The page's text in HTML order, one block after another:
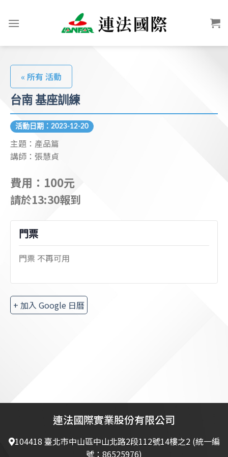
« 所有 活動
台南 基座訓練
活動日期：2023-12-20
主題：產品篇
講師：張慧貞
費用：100元
請於13:30報到
門票
門票 不再可用
+ 加入 Google 日曆
連法國際實業股份有限公司
104418 臺北市中山區中山北路2段112號14樓之2 (統一編
號：86525976)